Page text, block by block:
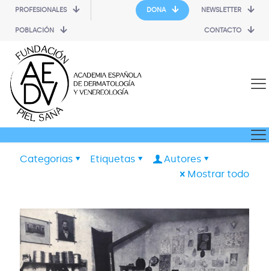
PROFESIONALES
POBLACIÓN
DONA NEWSLETTER
CONTACTO
Categorias Etiquetas
Autores
Mostrar todo